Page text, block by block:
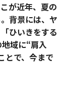
が近年、夏の
背景には、ヤ
ひいきをする
域に“肩入
とで、今まで